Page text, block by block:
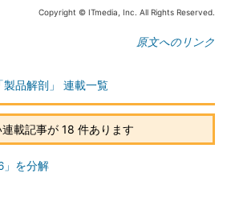
Copyright © ITmedia, Inc. All Rights Reserved.
原文へのリンク
品解剖」 連載一覧
連載記事が 18 件あります
」を分解